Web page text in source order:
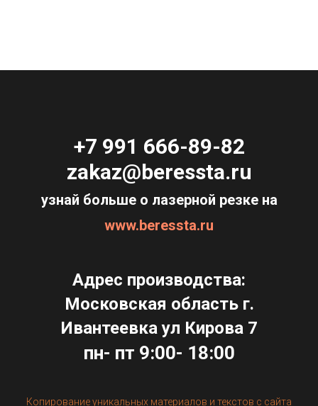
+7 991 666-89-82
zakaz@beressta.ru
узнай больше о лазерной резке на
www.beressta.ru
Адрес производства:
Московская область г.
Ивантеевка ул Кирова 7
пн- пт 9:00- 18:00
Копирование уникальных материалов и текстов с сайта